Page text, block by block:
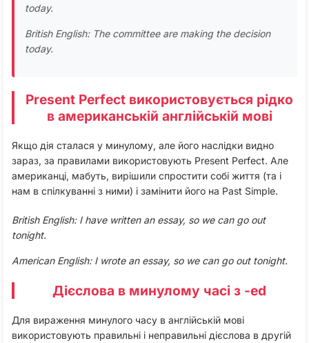
today.
British English: The committee are making the decision
today.
Present Perfect використовується рідко
в американській англійській мові
Якщо дія сталася у минулому, але його наслідки видно
зараз, за правилами використовують Present Perfect. Але
американці, мабуть, вирішили спростити собі життя (та і
нам в спілкуванні з ними) і замінити його на Past Simple.
British English: I have written an essay, so we can go out
tonight.
American English: I wrote an essay, so we can go out tonight.
Дієслова в минулому часі з -ed
Для вираження минулого часу в англійській мові
використовують правильні і неправильні дієслова в другій